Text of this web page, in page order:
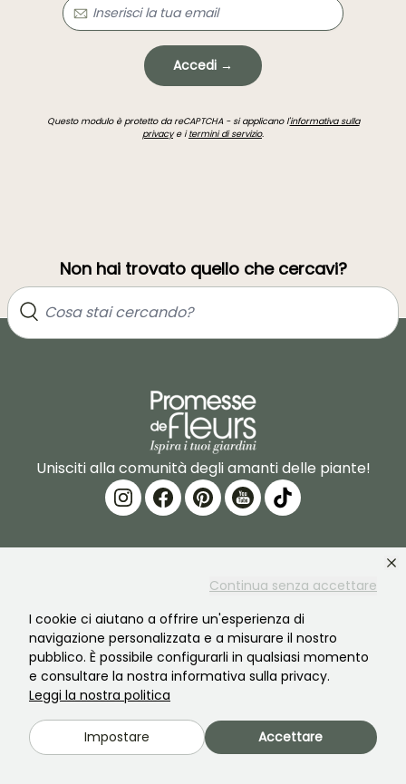
Continua senza accettare
I cookie ci aiutano a offrire un'esperienza di
navigazione personalizzata e a misurare il nostro
pubblico. È possibile configurarli in qualsiasi momento
e consultare la nostra informativa sulla privacy.
Leggi la nostra politica
Impostare Accettare
Accedi →
Questo modulo è protetto da reCAPTCHA - si applicano l'informativa sulla
privacye itermini di servizio.
Non hai trovato quello che cercavi?
Unisciti alla comunità degli amanti delle piante!
Il marchio
La nostra storia
I nostri impegni
Preparazione dell'ordine
Consegne
Pagamento sicuro